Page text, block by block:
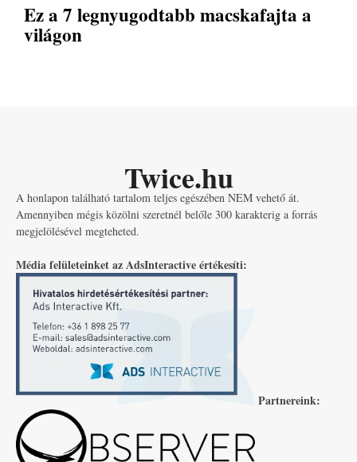
Ez a 7 legnyugodtabb macskafajta a
világon
Twice.hu
A honlapon található tartalom teljes egészében NEM vehető át.
Amennyiben mégis közölni szeretnél belőle 300 karakterig a forrás
megjelölésével megteheted.
Média felületeinket az AdsInteractive értékesíti:
Partnereink: